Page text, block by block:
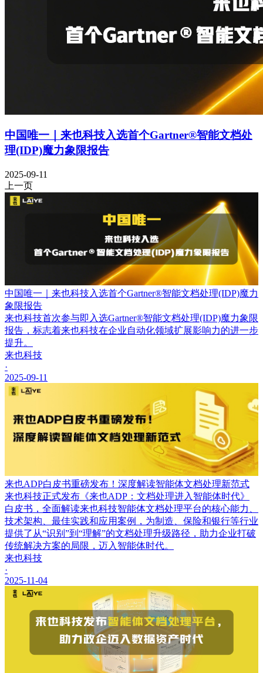
中国唯一｜来也科技入选首个Gartner®智能文档处
理(IDP)魔力象限报告
2025-09-11
上一页
中国唯一｜来也科技入选首个Gartner®智能文档处理(IDP)魔力
象限报告
来也科技首次参与即入选Gartner®智能文档处理(IDP)魔力象限
报告，标志着来也科技在企业自动化领域扩展影响力的进一步
提升。
来也科技
·
2025-09-11
来也ADP白皮书重磅发布！深度解读智能体文档处理新范式
来也科技正式发布《来也ADP：文档处理进入智能体时代》
白皮书，全面解读来也科技智能体文档处理平台的核心能力、
技术架构、最佳实践和应用案例，为制造、保险和银行等行业
提供了从“识别”到“理解”的文档处理升级路径，助力企业打破
传统解决方案的局限，迈入智能体时代。
来也科技
·
2025-11-04